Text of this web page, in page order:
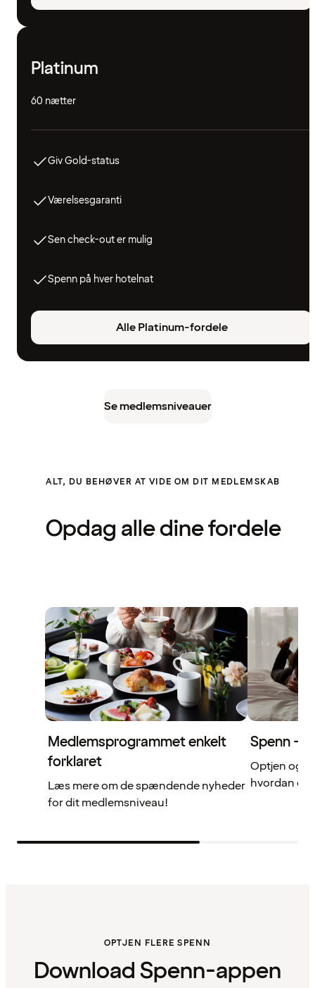
Platinum
60 nætter
Giv Gold-status
Værelsesgaranti
Sen check-out er mulig
Spenn på hver hotelnat
Alle Platinum-fordele
Se medlemsniveauer
ALT, DU BEHØVER AT VIDE OM DIT MEDLEMSKAB
Opdag alle dine fordele
Medlemsprogrammet enkelt
forklaret
Læs mere om de spændende nyheder
for dit medlemsniveau!
Spenn –
Optjen og
hvordan
OPTJEN FLERE SPENN
Download Spenn-appen